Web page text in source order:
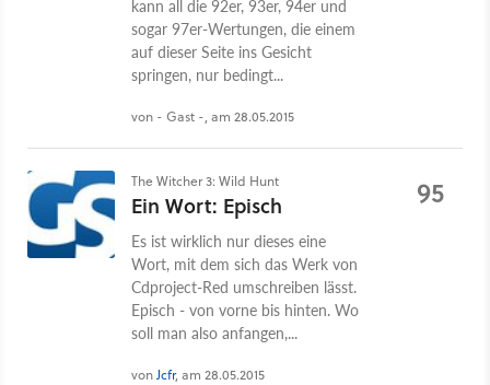
kann all die 92er, 93er, 94er und
sogar 97er-Wertungen, die einem
auf dieser Seite ins Gesicht
springen, nur bedingt...
von - Gast -, am 28.05.2015
The Witcher 3: Wild Hunt
Ein Wort: Episch
Es ist wirklich nur dieses eine
Wort, mit dem sich das Werk von
Cdproject-Red umschreiben lässt.
Episch - von vorne bis hinten. Wo
soll man also anfangen,...
vonJcfr, am 28.05.2015
95